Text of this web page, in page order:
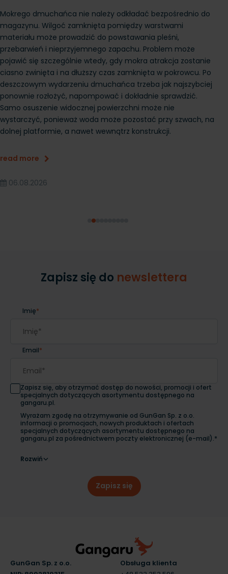
Mokrego dmuchańca nie należy odkładać bezpośrednio do
magazynu. Wilgoć zamknięta pomiędzy warstwami
materiału może prowadzić do powstawania pleśni,
przebarwień i nieprzyjemnego zapachu. Problem może
pojawić się szczególnie wtedy, gdy mokra atrakcja zostanie
ciasno zwinięta i na dłuższy czas zamknięta w pokrowcu. Po
deszczowym wydarzeniu dmuchańca trzeba jak najszybciej
ponownie rozłożyć, napompować i dokładnie sprawdzić.
Samo osuszenie widocznej powierzchni może nie
wystarczyć, ponieważ woda może pozostać przy szwach, na
dolnej platformie, a nawet wewnątrz konstrukcji.
read more
06.08.2026
Zapisz się do newslettera
Imię*
Email*
Zapisz się, aby otrzymać dostęp do nowości, promocji i ofert
specjalnych dotyczących asortymentu dostępnego na
gangaru.pl.
Wyrażam zgodę na otrzymywanie od GunGan Sp. z o.o.
informacji o promocjach, nowych produktach i ofertach
specjalnych dotyczących asortymentu dostępnego na
gangaru.pl za pośrednictwem poczty elektronicznej (e-mail).*
Rozwiń
Zapisz się
GunGan Sp. z o.o.
Obsługa klienta